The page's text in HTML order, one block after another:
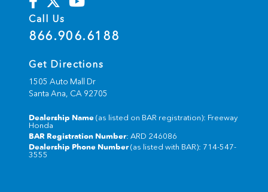
Call Us
866.906.6188
Get Directions
1505 Auto Mall Dr
Santa Ana, CA 92705
Dealership Name (as listed on BAR registration): Freeway
Honda
BAR Registration Number: ARD 246086
Dealership Phone Number (as listed with BAR): 714-547-
3555